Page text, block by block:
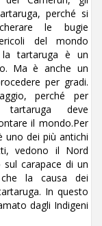
perché si
le bugie
del mondo
la tartaruga è un
Ma è anche un
per gradi.
perché per
deve
il mondo.Per
uno dei più antichi
vedono il Nord
carapace di un
la causa dei
In questo
dagli Indigeni